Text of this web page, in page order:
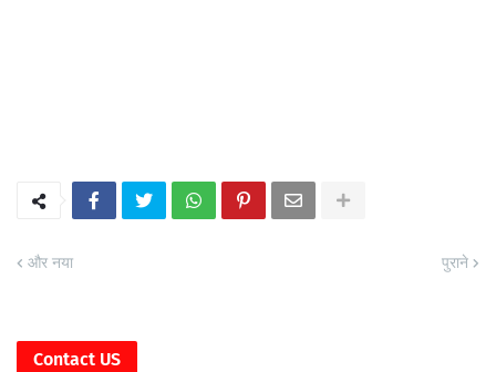
और नया पुराने
Contact US